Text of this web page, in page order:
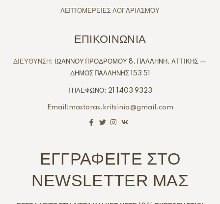
ΛΕΠΤΟΜΕΡΕΙΕΣ ΛΟΓΑΡΙΑΣΜΟΥ
ΕΠΙΚΟΙΝΩΝΙΑ
ΔΙΕΥΘΥΝΣΗ:
ΙΩΑΝΝΟΥ ΠΡΟΔΡΟΜΟΥ 8, ΠΑΛΛΗΝΗ, ΑΤΤΙΚΗΣ —
ΔΗΜΟΣ ΠΑΛΛΗΝΗΣ 153 51
ΤΗΛΕΦΩΝΟ: 21 1403 9323
Email:mastoras.kritsinia@gmail.com
ΕΓΓΡΑΦΕΙΤΕ ΣΤΟ
NEWSLETTER ΜΑΣ